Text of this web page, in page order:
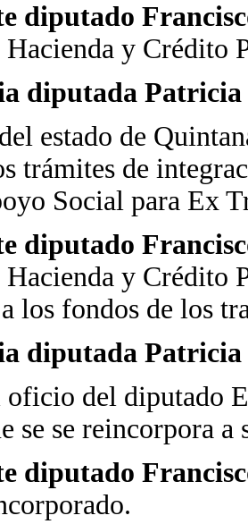
diputado
y Crédito
diputada
estado de
trámites de
Social para Ex
diputado
y Crédito
los fondos de los
diputada
del diputado
se se reincorpora
diputado